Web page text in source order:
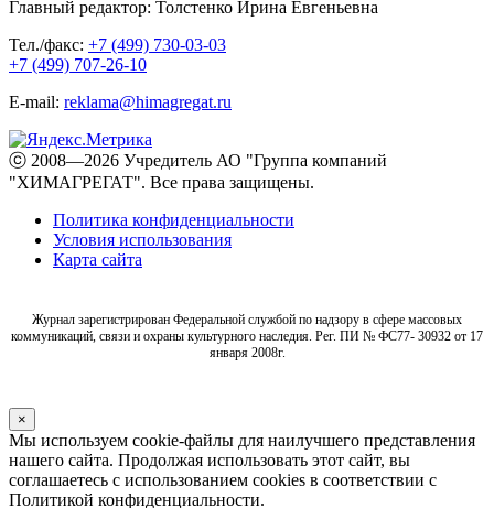
Главный редактор: Толстенко Ирина Евгеньевна
Тел./факс: +7 (499) 730-03-03
+7 (499) 707-26-10
E-mail: reklama@himagregat.ru
ⓒ 2008—2026 Учредитель АО "Группа компаний
"ХИМАГРЕГАТ". Все права защищены.
Политика конфиденциальности
Условия использования
Карта сайта
Журнал зарегистрирован Федеральной службой по надзору в сфере массовых
коммуникаций, связи и охраны культурного наследия. Рег. ПИ № ФС77- 30932 от 17
января 2008г.
×
Мы используем cookie-файлы для наилучшего представления
нашего сайта. Продолжая использовать этот сайт, вы
соглашаетесь с использованием cookies в соответствии с
Политикой конфиденциальности.